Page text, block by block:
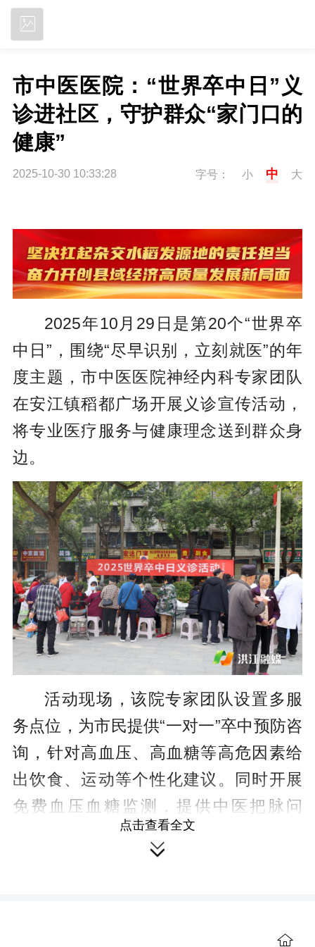
市中医医院：“世界卒中日”义
诊进社区，守护群众“家门口的
健康”
2025-10-30 10:33:28 字号： 小 中 大
2025年10月29日是第20个“世界卒
中日”，围绕“尽早识别，立刻就医”的年
度主题，市中医医院神经内科专家团队
在安江镇稻都广场开展义诊宣传活动，
将专业医疗服务与健康理念送到群众身
边。
活动现场，该院专家团队设置多服
务点位，为市民提供“一对一”卒中预防咨
询，针对高血压、高血糖等高危因素给
出饮食、运动等个性化建议。同时开展
免费血压血糖监测，提供中医把脉问
诊、推拿、耳穴贴压等特色诊疗服务，
并发放脑卒中防治宣传资料200余份。
点击查看全文
